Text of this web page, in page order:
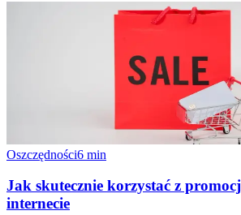
Oszczędności6 min
Jak skutecznie korzystać z
internecie